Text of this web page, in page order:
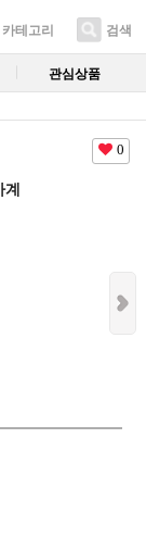
카테고리 검색
관심상품
0